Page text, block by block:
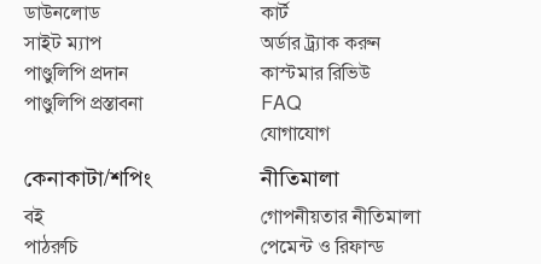
ডাউনলোড
সাইট ম্যাপ
পাণ্ডুলিপি প্রদান
পাণ্ডুলিপি প্রস্তাবনা
কার্ট
অর্ডার ট্র্যাক করুন
কাস্টমার রিভিউ
FAQ
যোগাযোগ
কেনাকাটা/শপিং
বই
পাঠরুচি
নীতিমালা
গোপনীয়তার নীতিমালা
পেমেন্ট ও রিফান্ড